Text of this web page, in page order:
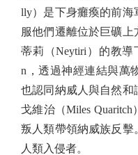
lly）是下身癱瘓的前海
服他們遷離位於巨礦
蒂莉（Neytiri）的教
n，透過神經連結與萬
也認同納威人與自然
戈維治（Miles
叛人類帶領納威族反擊
人類入侵者。